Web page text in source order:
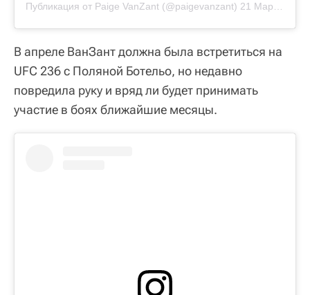
Публикация от Paige VanZant (@paigevanzant) 21 Мар 2019 в 9:27 PDT
В апреле ВанЗант должна была встретиться на
UFC 236 с Поляной Ботельо, но недавно
повредила руку и вряд ли будет принимать
участие в боях ближайшие месяцы.